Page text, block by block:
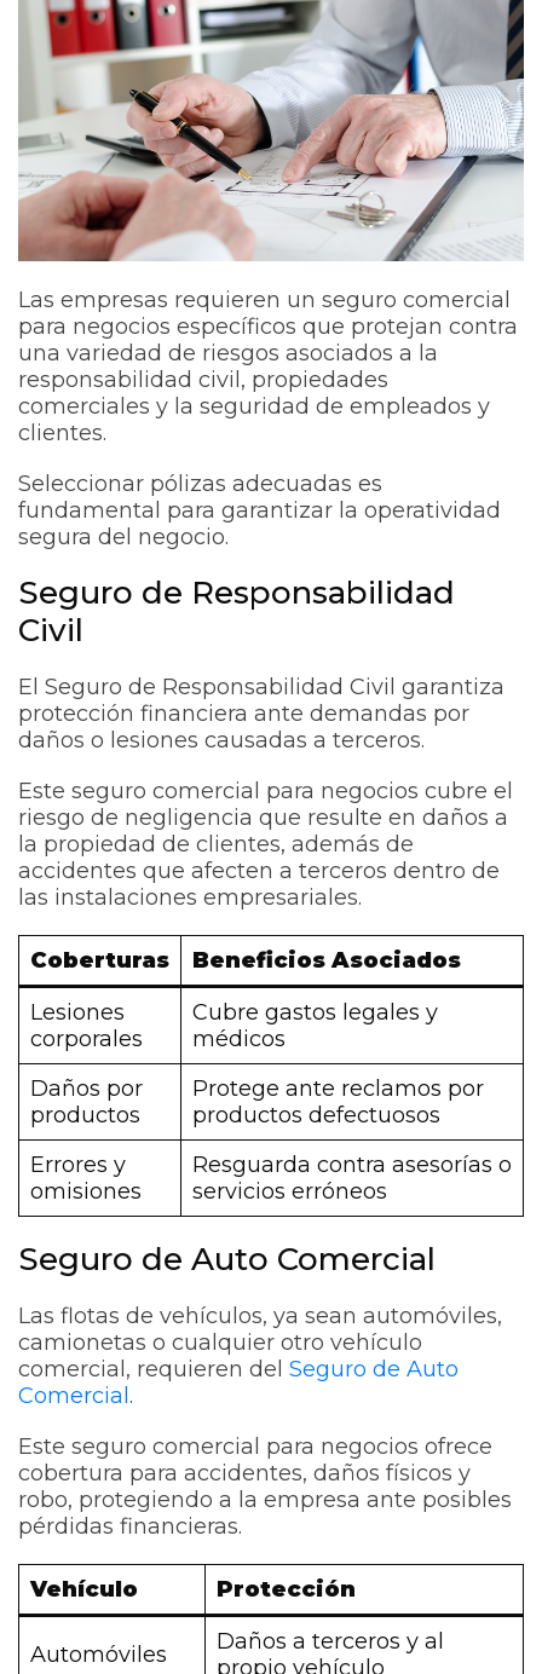
Las empresas requieren un seguro comercial
para negocios específicos que protejan contra
una variedad de riesgos asociados a la
responsabilidad civil, propiedades
comerciales y la seguridad de empleados y
clientes.
Seleccionar pólizas adecuadas es
fundamental para garantizar la operatividad
segura del negocio.
Seguro de Responsabilidad
Civil
El Seguro de Responsabilidad Civil garantiza
protección financiera ante demandas por
daños o lesiones causadas a terceros.
Este seguro comercial para negocios cubre el
riesgo de negligencia que resulte en daños a
la propiedad de clientes, además de
accidentes que afecten a terceros dentro de
las instalaciones empresariales.
Coberturas
Beneficios Asociados
Lesiones
corporales
Cubre gastos legales y
médicos
Daños por
productos
Protege ante reclamos por
productos defectuosos
Errores y
omisiones
Resguarda contra asesorías o
servicios erróneos
Seguro de Auto Comercial
Las flotas de vehículos, ya sean automóviles,
camionetas o cualquier otro vehículo
comercial, requieren del Seguro de Auto
Comercial.
Este seguro comercial para negocios ofrece
cobertura para accidentes, daños físicos y
robo, protegiendo a la empresa ante posibles
pérdidas financieras.
Vehículo Protección
Automóviles
Daños a terceros y al
propio vehículo